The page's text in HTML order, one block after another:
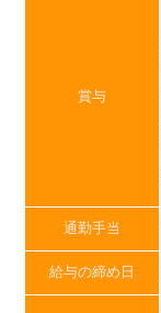
賞与
通勤手当
給与の締め日